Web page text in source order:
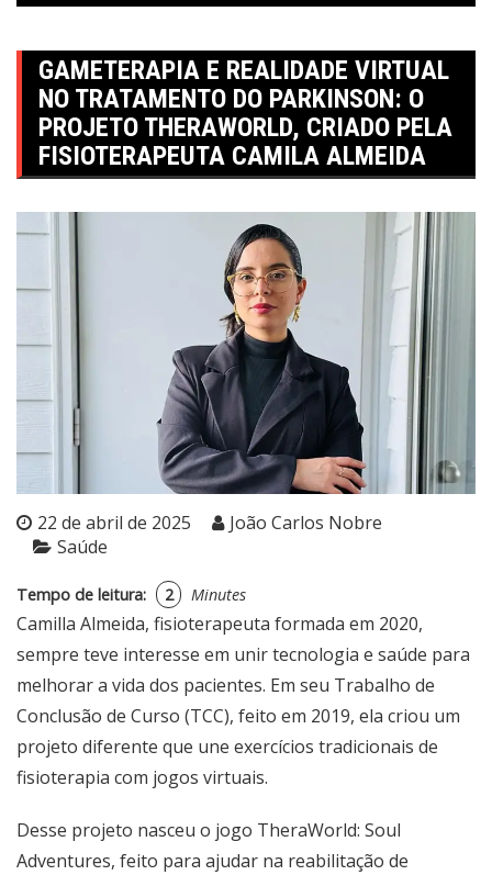
GAMETERAPIA E REALIDADE VIRTUAL
NO TRATAMENTO DO PARKINSON: O
PROJETO THERAWORLD, CRIADO PELA
FISIOTERAPEUTA CAMILA ALMEIDA
22 de abril de 2025
João Carlos Nobre
Saúde
Tempo de leitura: 2 Minutes
Camilla Almeida, fisioterapeuta formada em 2020,
sempre teve interesse em unir tecnologia e saúde para
melhorar a vida dos pacientes. Em seu Trabalho de
Conclusão de Curso (TCC), feito em 2019, ela criou um
projeto diferente que une exercícios tradicionais de
fisioterapia com jogos virtuais.
Desse projeto nasceu o jogo TheraWorld: Soul
Adventures, feito para ajudar na reabilitação de